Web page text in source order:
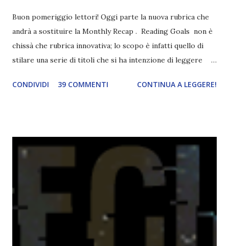
Buon pomeriggio lettori! Oggi parte la nuova rubrica che
andrà a sostituire la Monthly Recap . Reading Goals non è
chissà che rubrica innovativa; lo scopo è infatti quello di
stilare una serie di titoli che si ha intenzione di leggere
una rubrica per tenere sotto controllo le reading
spaziare con i generi letterari e non limitarmi al fantasy.
Per farvi un esempio nel 2015 mi sembra di aver letto
troppi libri impegnativi e davvero pochi libri "leggeri", il
che non è sempre un bene. Credo che sia stata la principale
causa per il mio calo di letture. Comunque, ogni mese -
nessun giorno fisso, però - pubblicherò questo post.
Spero che la rubrica sia di vostro gradimento. GENNAIO
CONDIVIDI 39 COMMENTI CONTINUA A LEGGERE!